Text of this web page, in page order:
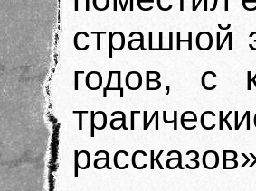
страшной
годов, с